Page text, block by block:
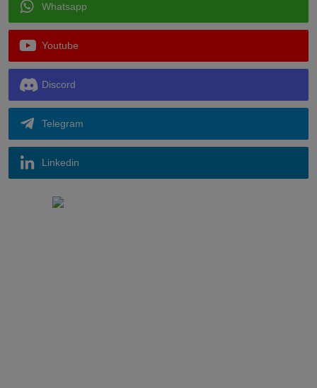
Whatsapp
Youtube
Discord
Telegram
Linkedin